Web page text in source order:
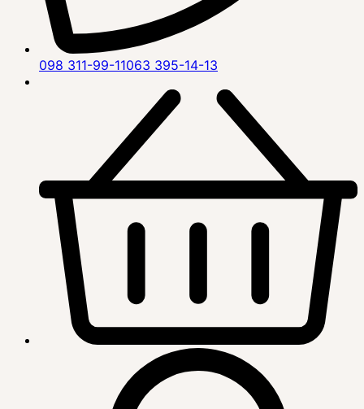
098 311-99-11063 395-14-13